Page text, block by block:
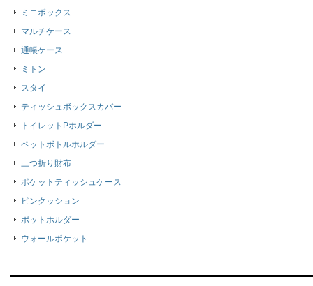
ミニボックス
マルチケース
通帳ケース
ミトン
スタイ
ティッシュボックスカバー
トイレットPホルダー
ペットボトルホルダー
三つ折り財布
ポケットティッシュケース
ピンクッション
ポットホルダー
ウォールポケット